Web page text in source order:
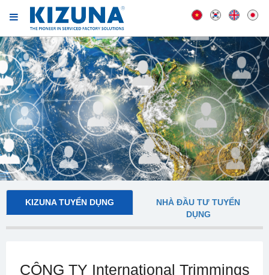
KIZUNA TUYỂN DỤNG
NHÀ ĐẦU TƯ TUYỂN
DỤNG
CÔNG TY International Trimmings